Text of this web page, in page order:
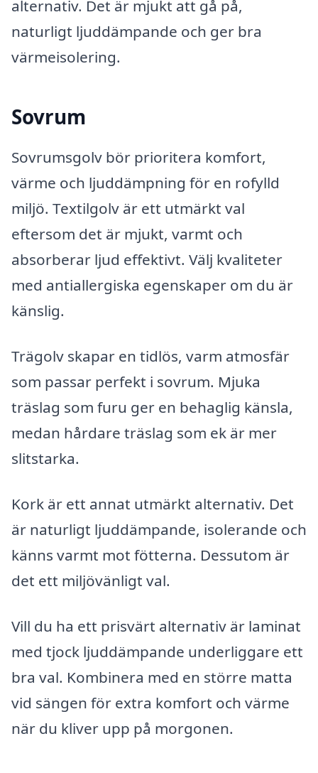
alternativ. Det är mjukt att gå på,
naturligt ljuddämpande och ger bra
värmeisolering.
Sovrum
Sovrumsgolv bör prioritera komfort,
värme och ljuddämpning för en rofylld
miljö. Textilgolv är ett utmärkt val
eftersom det är mjukt, varmt och
absorberar ljud effektivt. Välj kvaliteter
med antiallergiska egenskaper om du är
känslig.
Trägolv skapar en tidlös, varm atmosfär
som passar perfekt i sovrum. Mjuka
träslag som furu ger en behaglig känsla,
medan hårdare träslag som ek är mer
slitstarka.
Kork är ett annat utmärkt alternativ. Det
är naturligt ljuddämpande, isolerande och
känns varmt mot fötterna. Dessutom är
det ett miljövänligt val.
Vill du ha ett prisvärt alternativ är laminat
med tjock ljuddämpande underliggare ett
bra val. Kombinera med en större matta
vid sängen för extra komfort och värme
när du kliver upp på morgonen.